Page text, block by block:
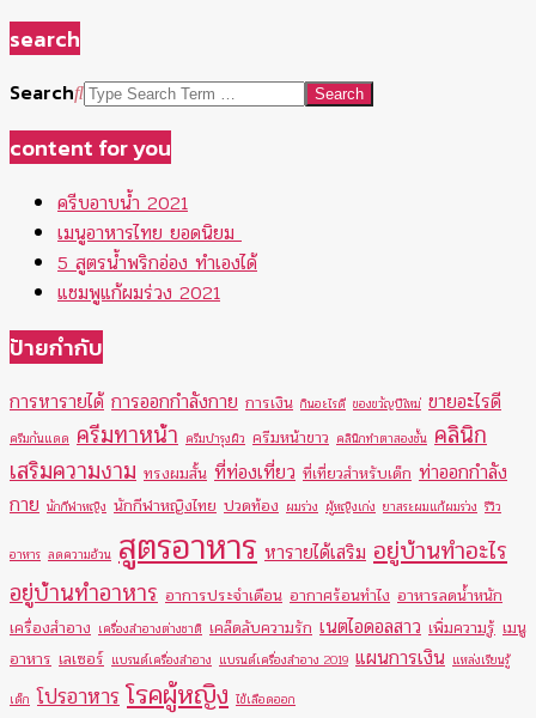
search
Search
content for you
ครีบอาบน้ำ 2021
เมนูอาหารไทย ยอดนิยม
5 สูตรน้ำพริกอ่อง ทำเองได้
แชมพูแก้ผมร่วง 2021
ป้ายกำกับ
การหารายได้ การออกกำลังกาย การเงิน กินอะไรดี ของขวัญปีใหม่ ขายอะไรดี
ครีมกันแดด ครีมทาหน้า ครีมบำรุงผิว ครีมหน้าขาว คลินิกทำตาสองชั้น คลินิก
เสริมความงาม ทรงผมสั้น ที่ท่องเที่ยว ที่เที่ยวสำหรับเด็ก ท่าออกกำลัง
กาย นักกีฬาหญิง นักกีฬาหญิงไทย ปวดท้อง ผมร่วง ผู้หญิงเก่ง ยาสระผมแก้ผมร่วง รีวิว
อาหาร ลดความอ้วน สูตรอาหาร หารายได้เสริม อยู่บ้านทำอะไร
อยู่บ้านทำอาหาร อาการประจำเดือน อากาศร้อนทำไง อาหารลดน้ำหนัก
เครื่องสำอาง เครื่องสำอางต่างชาติ เคล็ดลับความรัก เนตไอดอลสาว เพิ่มความรู้ เมนู
อาหาร เลเซอร์ แบรนด์เครื่องสำอาง แบรนด์เครื่องสำอาง 2019 แผนการเงิน แหล่งเรียนรู้
เด็ก โปรอาหาร โรคผู้หญิง ไข้เลือดออก